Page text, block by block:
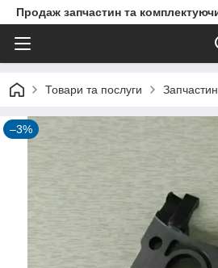
Продаж запчастин та
Товари та послуги
–3%